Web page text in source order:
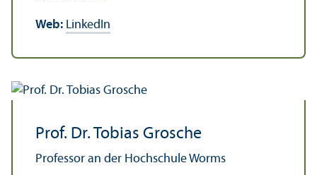
Web: LinkedIn
Prof. Dr. Tobias Grosche
Professor an der Hochschule Worms